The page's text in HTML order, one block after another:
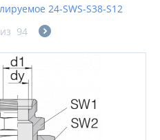
24-SWS-S38-S12
из 94